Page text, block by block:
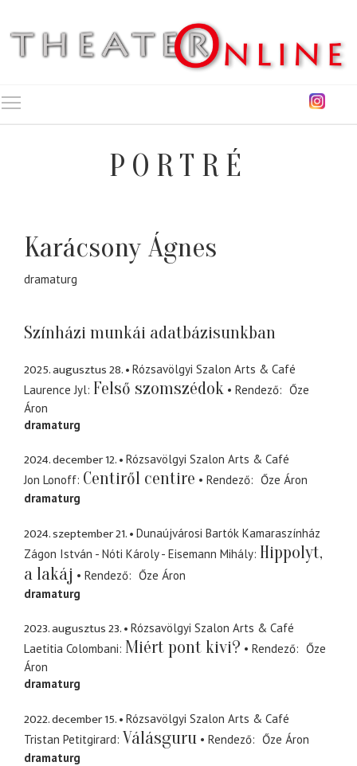
PORTRÉ
Karácsony Ágnes
dramaturg
Színházi munkái adatbázisunkban
2025. augusztus 28.
Rózsavölgyi Szalon Arts & Café
Laurence Jyl Felső szomszédok Rendező
Őze
Áron
dramaturg
2024. december 12.
Rózsavölgyi Szalon Arts & Café
Jon Lonoff Centiről centire Rendező
Őze Áron
dramaturg
2024. szeptember 21.
Dunaújvárosi Bartók Kamaraszínház
Zágon István - Nóti Károly - Eisemann Mihály Hippolyt,
a lakáj
Rendező
Őze Áron
dramaturg
2023. augusztus 23.
Rózsavölgyi Szalon Arts & Café
Laetitia Colombani Miért pont kivi? Rendező
Őze
Áron
dramaturg
2022. december 15.
Rózsavölgyi Szalon Arts & Café
Tristan Petitgirard Válásguru Rendező
Őze Áron
dramaturg